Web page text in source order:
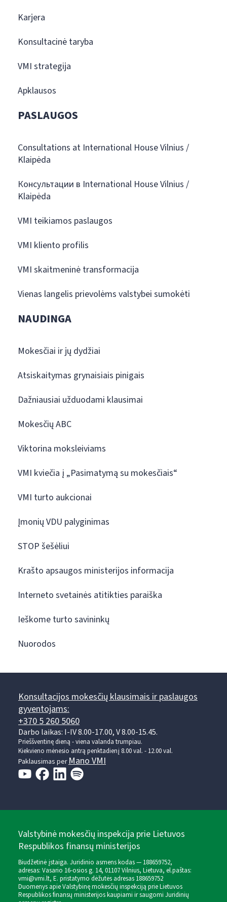
Karjera
Konsultacinė taryba
VMI strategija
Apklausos
PASLAUGOS
Consultations at International House Vilnius /
Klaipėda
Консультации в International House Vilnius /
Klaipėda
VMI teikiamos paslaugos
VMI kliento profilis
VMI skaitmeninė transformacija
Vienas langelis prievolėms valstybei sumokėti
NAUDINGA
Mokesčiai ir jų dydžiai
Atsiskaitymas grynaisiais pinigais
Dažniausiai užduodami klausimai
Mokesčių ABC
Viktorina moksleiviams
VMI kviečia į „Pasimatymą su mokesčiais“
VMI turto aukcionai
Įmonių VDU palyginimas
STOP šešėliui
Krašto apsaugos ministerijos informacija
Interneto svetainės atitikties paraiška
Ieškome turto savininkų
Nuorodos
Konsultacijos mokesčių klausimais ir paslaugos
gyventojams:
+370 5 260 5060
Darbo laikas: I-IV 8.00-17.00, V 8.00-15.45.
Prieššventinę dieną - viena valanda trumpiau.
Kiekvieno mėnesio antrą penktadienį 8.00 val. - 12.00 val.
Paklausimas perMano VMI
Valstybinė mokesčių inspekcija prie Lietuvos
Respublikos finansų ministerijos
Biudžetinė įstaiga. Juridinio asmens kodas — 188659752,
adresas: Vasario 16-osios g. 14, 01107 Vilnius, Lietuva, el.paštas:
vmi@vmi.lt, E. pristatymo dėžutės adresas 188659752
Duomenys apie Valstybinę mokesčių inspekciją prie Lietuvos
Respublikos finansų ministerijos kaupiami ir saugomi Juridinių